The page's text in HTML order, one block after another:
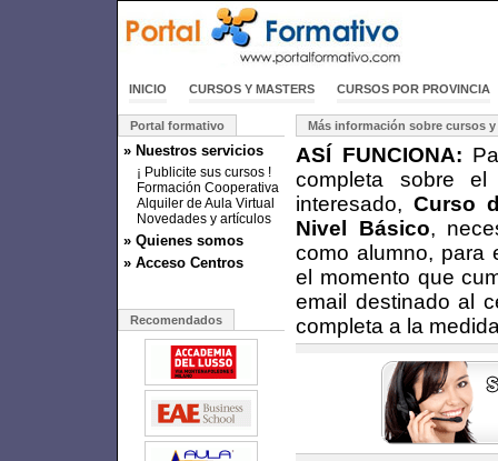
INICIO CURSOS Y MASTERS CURSOS POR PROVINCIA
Portal formativo
» Nuestros servicios
¡ Publicite sus cursos !
Formación Cooperativa
Alquiler de Aula Virtual
Novedades y artículos
» Quienes somos
» Acceso Centros
Recomendados
Más información sobre cursos y
ASÍ FUNCIONA:
completa sobre
interesado,Curso
Nivel Básico,
como alumno, para
el momento que
email destinado al
completa a la